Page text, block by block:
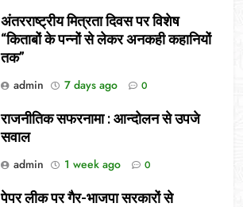
अंतरराष्ट्रीय मित्रता दिवस पर विशेष
“किताबों के पन्नों से लेकर अनकही कहानियों
तक”
admin
7 days ago 0
राजनीतिक सफरनामा : आन्दोलन से उपजे
सवाल
admin
1 week ago 0
पेपर लीक पर गैर-भाजपा सरकारों से